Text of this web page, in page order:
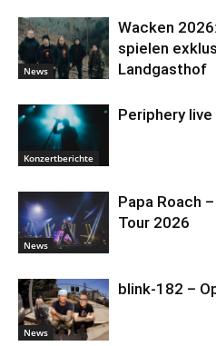
News
Wacken
spielen
Landgasthof
Konzertberichte
Periphery live
News
Papa Roach
Tour 2026
News
blink-182 –